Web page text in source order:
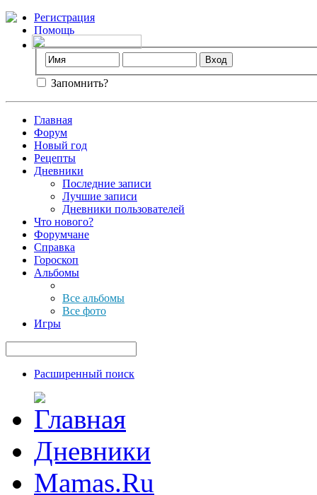
Регистрация
Помощь
Запомнить?
Главная
Форум
Новый год
Рецепты
Дневники
Последние записи
Лучшие записи
Дневники пользователей
Что нового?
Форумчане
Справка
Гороскоп
Альбомы
Все альбомы
Все фото
Игры
Расширенный поиск
Дневники
Mamas.Ru